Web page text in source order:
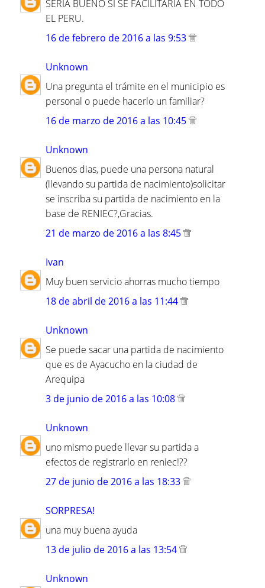
SERIA BUENO SI SE FACILITARIA EN TODO
EL PERU.
16 de febrero de 2016 a las 9:53
Unknown
Una pregunta el trámite en el municipio es
personal o puede hacerlo un familiar?
16 de marzo de 2016 a las 10:45
Unknown
Buenos dias, puede una persona natural
(llevando su partida de nacimiento)solicitar
se inscriba su partida de nacimiento en la
base de RENIEC?,Gracias.
21 de marzo de 2016 a las 8:45
Ivan
Muy buen servicio ahorras mucho tiempo
18 de abril de 2016 a las 11:44
Unknown
Se puede sacar una partida de nacimiento
que es de Ayacucho en la ciudad de
Arequipa
3 de junio de 2016 a las 10:08
Unknown
uno mismo puede llevar su partida a
efectos de registrarlo en reniec!??
27 de junio de 2016 a las 18:33
SORPRESA!
una muy buena ayuda
13 de julio de 2016 a las 13:54
Unknown